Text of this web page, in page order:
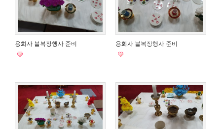
용화사 블복장행사 준비 용화사 블복장행사 준비